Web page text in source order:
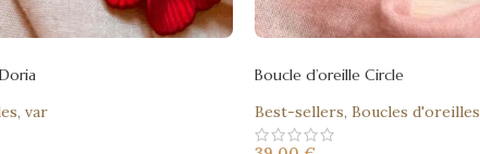
, var
Boucle d’oreille Circle
Best-sellers, Boucles d'oreilles